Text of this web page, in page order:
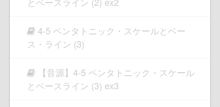
4-5 ペンタトニック・スケールとベー
ス・ライン (3)
【音源】4-5 ペンタトニック・スケール
とベースライン (3) ex3